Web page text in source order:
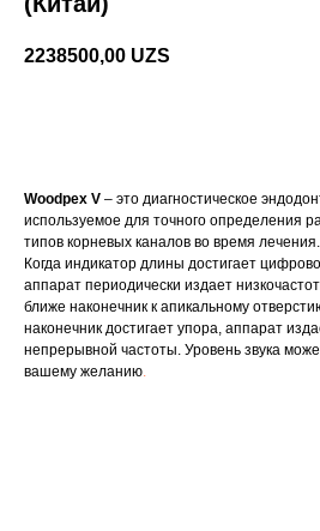
2238500,00 UZS
Woodpex V – это диагностическое
используемое для точного определения
типов корневых каналов во время лечения.
Когда индикатор длины достигает
аппарат периодически издает
ближе наконечник к апикальному
наконечник достигает упора, аппарат
непрерывной частоты. Уровень звука
вашему желанию.